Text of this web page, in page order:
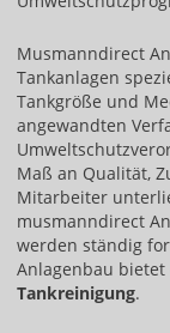
Musmanndirect
Tankanlagen
Tankgröße und
angewandten
Maß an Qualität,
Mitarbeiter
musmanndirect
werden ständig
Anlagenbau bietet
Tankreinigung.